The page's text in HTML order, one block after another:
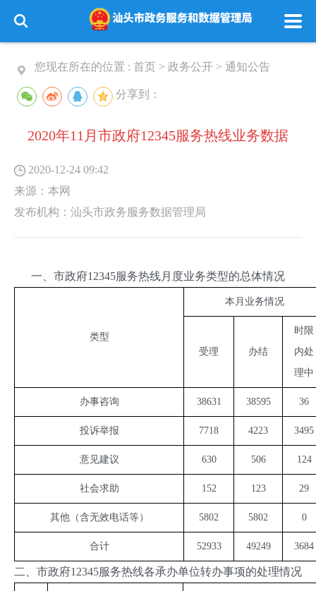
您现在所在的位置 : 首页 > 政务公开 > 通知公告
分享到：
2020年11月市政府12345服务热线业务数据
2020-12-24 09:42
来源： 本网
发布机构： 汕头市政务服务数据管理局
一、市政府12345服务热线月度业务类型的总体情况
类型
本月业务情况
受理 办结
时限
内处
理中
办事咨询 38631 38595 36
投诉举报 7718 4223 3495
意见建议 630 506 124
社会求助 152 123 29
其他（含无效电话等） 5802 5802 0
合计 52933 49249 3684
二、市政府12345服务热线各承办单位转办事项的处理情况